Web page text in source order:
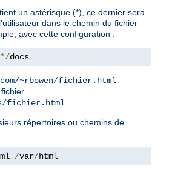
un astérisque (*), ce dernier sera
dans le chemin du fichier
avec cette configuration :
docs
~rbowen/fichier.html
fichier.html
répertoires ou chemins de
/var/html